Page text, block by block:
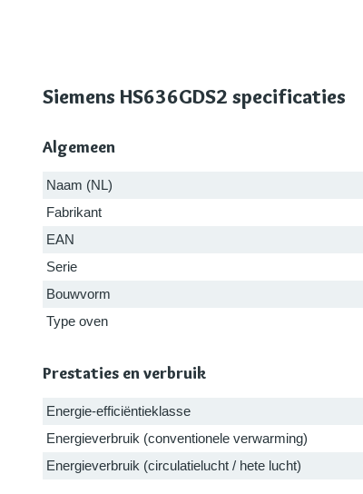
Siemens HS636GDS2 specificaties
Algemeen
Naam (NL)
Fabrikant
EAN
Serie
Bouwvorm
Type oven
Prestaties en verbruik
Energie-efficiëntieklasse
Energieverbruik (conventionele verwarming)
Energieverbruik (circulatielucht / hete lucht)